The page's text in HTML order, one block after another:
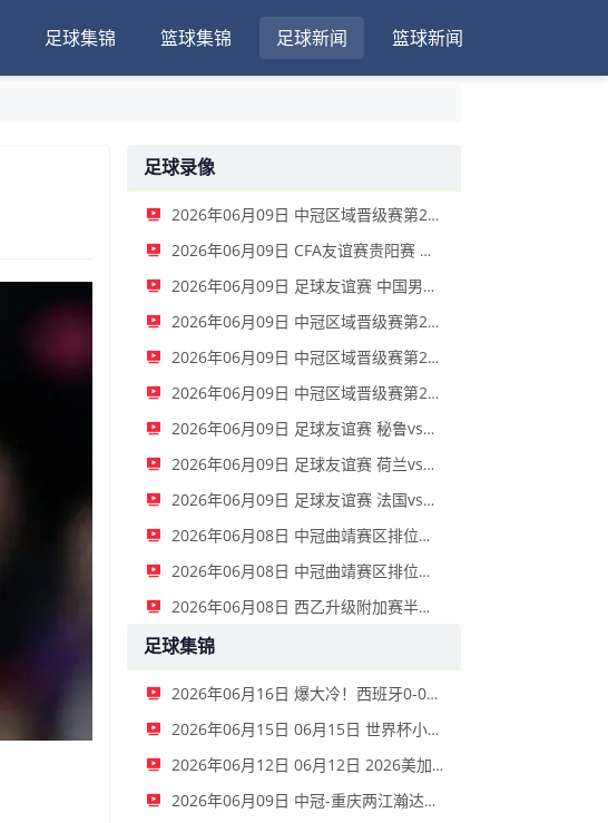
足球集锦 篮球集锦 足球新闻 篮球新闻
足球录像
2026年06月09日 中冠区域晋级赛第2轮 重庆瀚达 VS 云南爨合 全场录像
2026年06月09日 CFA友谊赛贵阳赛 中国男足U23vs塔吉克斯坦U23 全场录像
2026年06月09日 足球友谊赛 中国男足vs泰国 全场录像
2026年06月09日 中冠区域晋级赛第2轮 自贡弘祥电碳 VS 四川叁壹捌重龙 全场录像
2026年06月09日 中冠区域晋级赛第2轮 广州联增城澳体 VS 广州黄埔志诚 全场录像
2026年06月09日 中冠区域晋级赛第2轮 广东晨星创尔特 VS 泰州早茶黑马 全场录像
2026年06月09日 足球友谊赛 秘鲁vs西班牙 全场录像
2026年06月09日 足球友谊赛 荷兰vs乌兹别克斯坦 全场录像
2026年06月09日 足球友谊赛 法国vs北爱尔兰 全场录像
2026年06月08日 中冠曲靖赛区排位赛 云南青丘 VS 广州悦高 全场录像
2026年06月08日 中冠曲靖赛区排位赛 重庆润麒 VS 贵州飞鹰 全场录像
2026年06月08日 西乙升级附加赛半决赛首回合 拉斯帕尔马斯vs马拉加 全场录像
足球集锦
2026年06月16日 爆大冷！西班牙0-0佛得角 18岁亚马尔首秀40岁门将沃齐尼亚神表现
2026年06月15日 06月15日 世界杯小组赛E组第1轮 德国vs库拉索 进球视频
2026年06月12日 06月12日 2026美加墨世界杯开幕式 展现本国多元文化
2026年06月09日 中冠-重庆两江瀚达2-0云南爨合 王维成远射建功